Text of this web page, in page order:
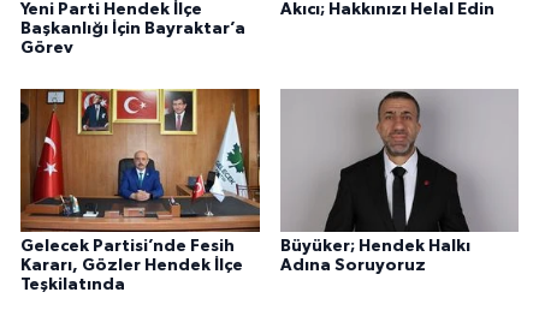
Yeni Parti Hendek İlçe
Başkanlığı İçin Bayraktar’a
Görev
Akıcı; Hakkınızı Helal Edin
Gelecek Partisi’nde Fesih
Kararı, Gözler Hendek İlçe
Teşkilatında
Büyüker; Hendek Halkı
Adına Soruyoruz